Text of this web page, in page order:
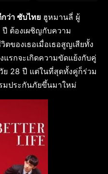
ว่า ซับไทย ฮูหมานลี่ ผู้
ต้องเผชิญกับความ
ของเธอเมื่อเธอสูญเสียทั้ง
รกจะเกิดความขัดแย้งกับคู่
วัย 28 ปี แต่ในที่สุดทั้งคู่ก็ร่วม
มประกันภัยขึ้นมาใหม่